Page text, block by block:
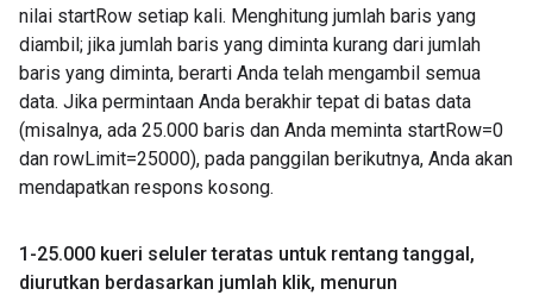
nilai startRow setiap kali. Menghitung jumlah baris yang
diambil; jika jumlah baris yang diminta kurang dari jumlah
baris yang diminta, berarti Anda telah mengambil semua
data. Jika permintaan Anda berakhir tepat di batas data
(misalnya, ada 25.000 baris dan Anda meminta startRow=0
dan rowLimit=25000), pada panggilan berikutnya, Anda akan
mendapatkan respons kosong.
1-25.000 kueri seluler teratas untuk rentang tanggal,
diurutkan berdasarkan jumlah klik, menurun